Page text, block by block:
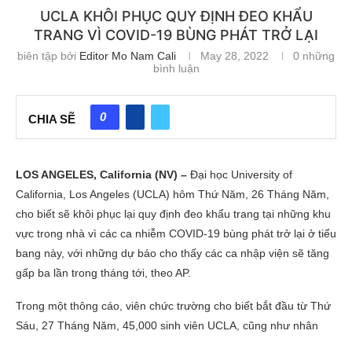
UCLA KHÔI PHỤC QUY ĐỊNH ĐEO KHẨU
TRANG VÌ COVID-19 BÙNG PHÁT TRỞ LẠI
biên tập bởi Editor Mo Nam Cali May 28, 2022
0 những
bình luận
CHIA SẼ 0
LOS ANGELES, California (NV) – Đại học University of
California, Los Angeles (UCLA) hôm Thứ Năm, 26 Tháng Năm,
cho biết sẽ khôi phục lại quy định đeo khẩu trang tại những khu
vực trong nhà vì các ca nhiễm COVID-19 bùng phát trở lại ở tiểu
bang này, với những dự báo cho thấy các ca nhập viện sẽ tăng
gấp ba lần trong tháng tới, theo AP.
Trong một thông cáo, viên chức trường cho biết bắt đầu từ Thứ
Sáu, 27 Tháng Năm, 45,000 sinh viên UCLA, cũng như nhân